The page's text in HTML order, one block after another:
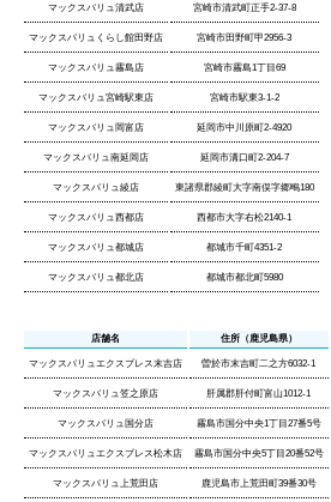
マックスバリュ清武店 宮崎市清武町正手2-37-8
マックスバリュくらし館田野店 宮崎市田野町甲2956-3
マックスバリュ霧島店 宮崎市霧島1丁目69
マックスバリュ宮崎駅東店 宮崎市駅東3-1-2
マックスバリュ岡富店 延岡市中川原町2-4920
マックスバリュ南延岡店 延岡市溝口町2-204-7
マックスバリュ綾店 東諸県郡綾町大字南俣字郷鴫180
マックスバリュ西都店 西都市大字右松2140-1
マックスバリュ都城店 都城市千町4351-2
マックスバリュ都北店 都城市都北町5980
店舗名 住所（鹿児島県）
マックスバリュエクスプレス末吉店 曽於市末吉町二之方6032-1
マックスバリュ笠之原店 肝属郡肝付町富山1012-1
マックスバリュ国分店 霧島市国分中央1丁目27番5号
マックスバリュエクスプレス松木店 霧島市国分中央5丁目20番52号
マックスバリュ上荒田店 鹿児島市上荒田町39番30号